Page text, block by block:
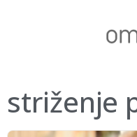
striženje